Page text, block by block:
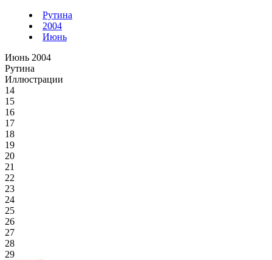
Рутина
2004
Июнь
Июнь 2004
Рутина
Иллюстрации
14
15
16
17
18
19
20
21
22
23
24
25
26
27
28
29